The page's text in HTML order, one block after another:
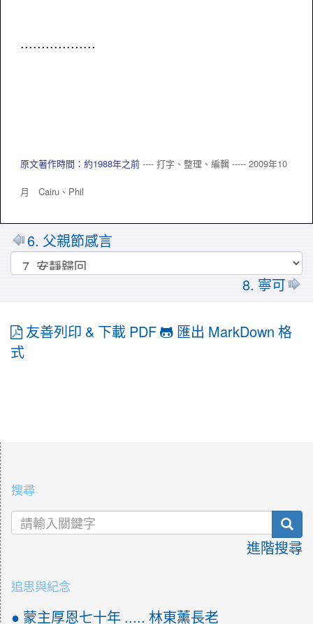
..................
原文著作時間：約1988年之前---- 打字、整理、編輯 ----- 2009年10
月 Cairu、 Phil
6. 父親節感言
8. 寧可
友善列印 & 下載 PDF
匯出 MarkDown 格
式
搜尋
進階搜尋
追思與紀念
● 蒙主厚恩七十年 ..... 林東薰長老